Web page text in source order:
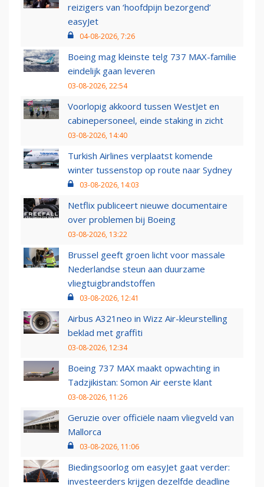
reizigers van ‘hoofdpijn bezorgend’
easyJet
04-08-2026, 7:26
Boeing mag kleinste telg 737 MAX-familie
eindelijk gaan leveren
03-08-2026, 22:54
Voorlopig akkoord tussen WestJet en
cabinepersoneel, einde staking in zicht
03-08-2026, 14:40
Turkish Airlines verplaatst komende
winter tussenstop op route naar Sydney
03-08-2026, 14:03
Netflix publiceert nieuwe documentaire
over problemen bij Boeing
03-08-2026, 13:22
Brussel geeft groen licht voor massale
Nederlandse steun aan duurzame
vliegtuigbrandstoffen
03-08-2026, 12:41
Airbus A321neo in Wizz Air-kleurstelling
beklad met graffiti
03-08-2026, 12:34
Boeing 737 MAX maakt opwachting in
Tadzjikistan: Somon Air eerste klant
03-08-2026, 11:26
Geruzie over officiële naam vliegveld van
Mallorca
03-08-2026, 11:06
Biedingsoorlog om easyJet gaat verder:
investeerders krijgen dezelfde deadline